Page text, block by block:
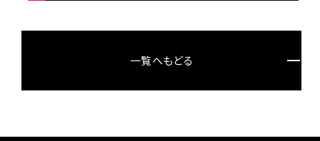
一覧へもどる